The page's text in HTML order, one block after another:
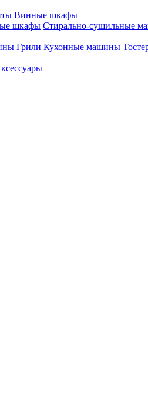
Винные шкафы
шкафы Стирально-сушильные
Грили Кухонные машины